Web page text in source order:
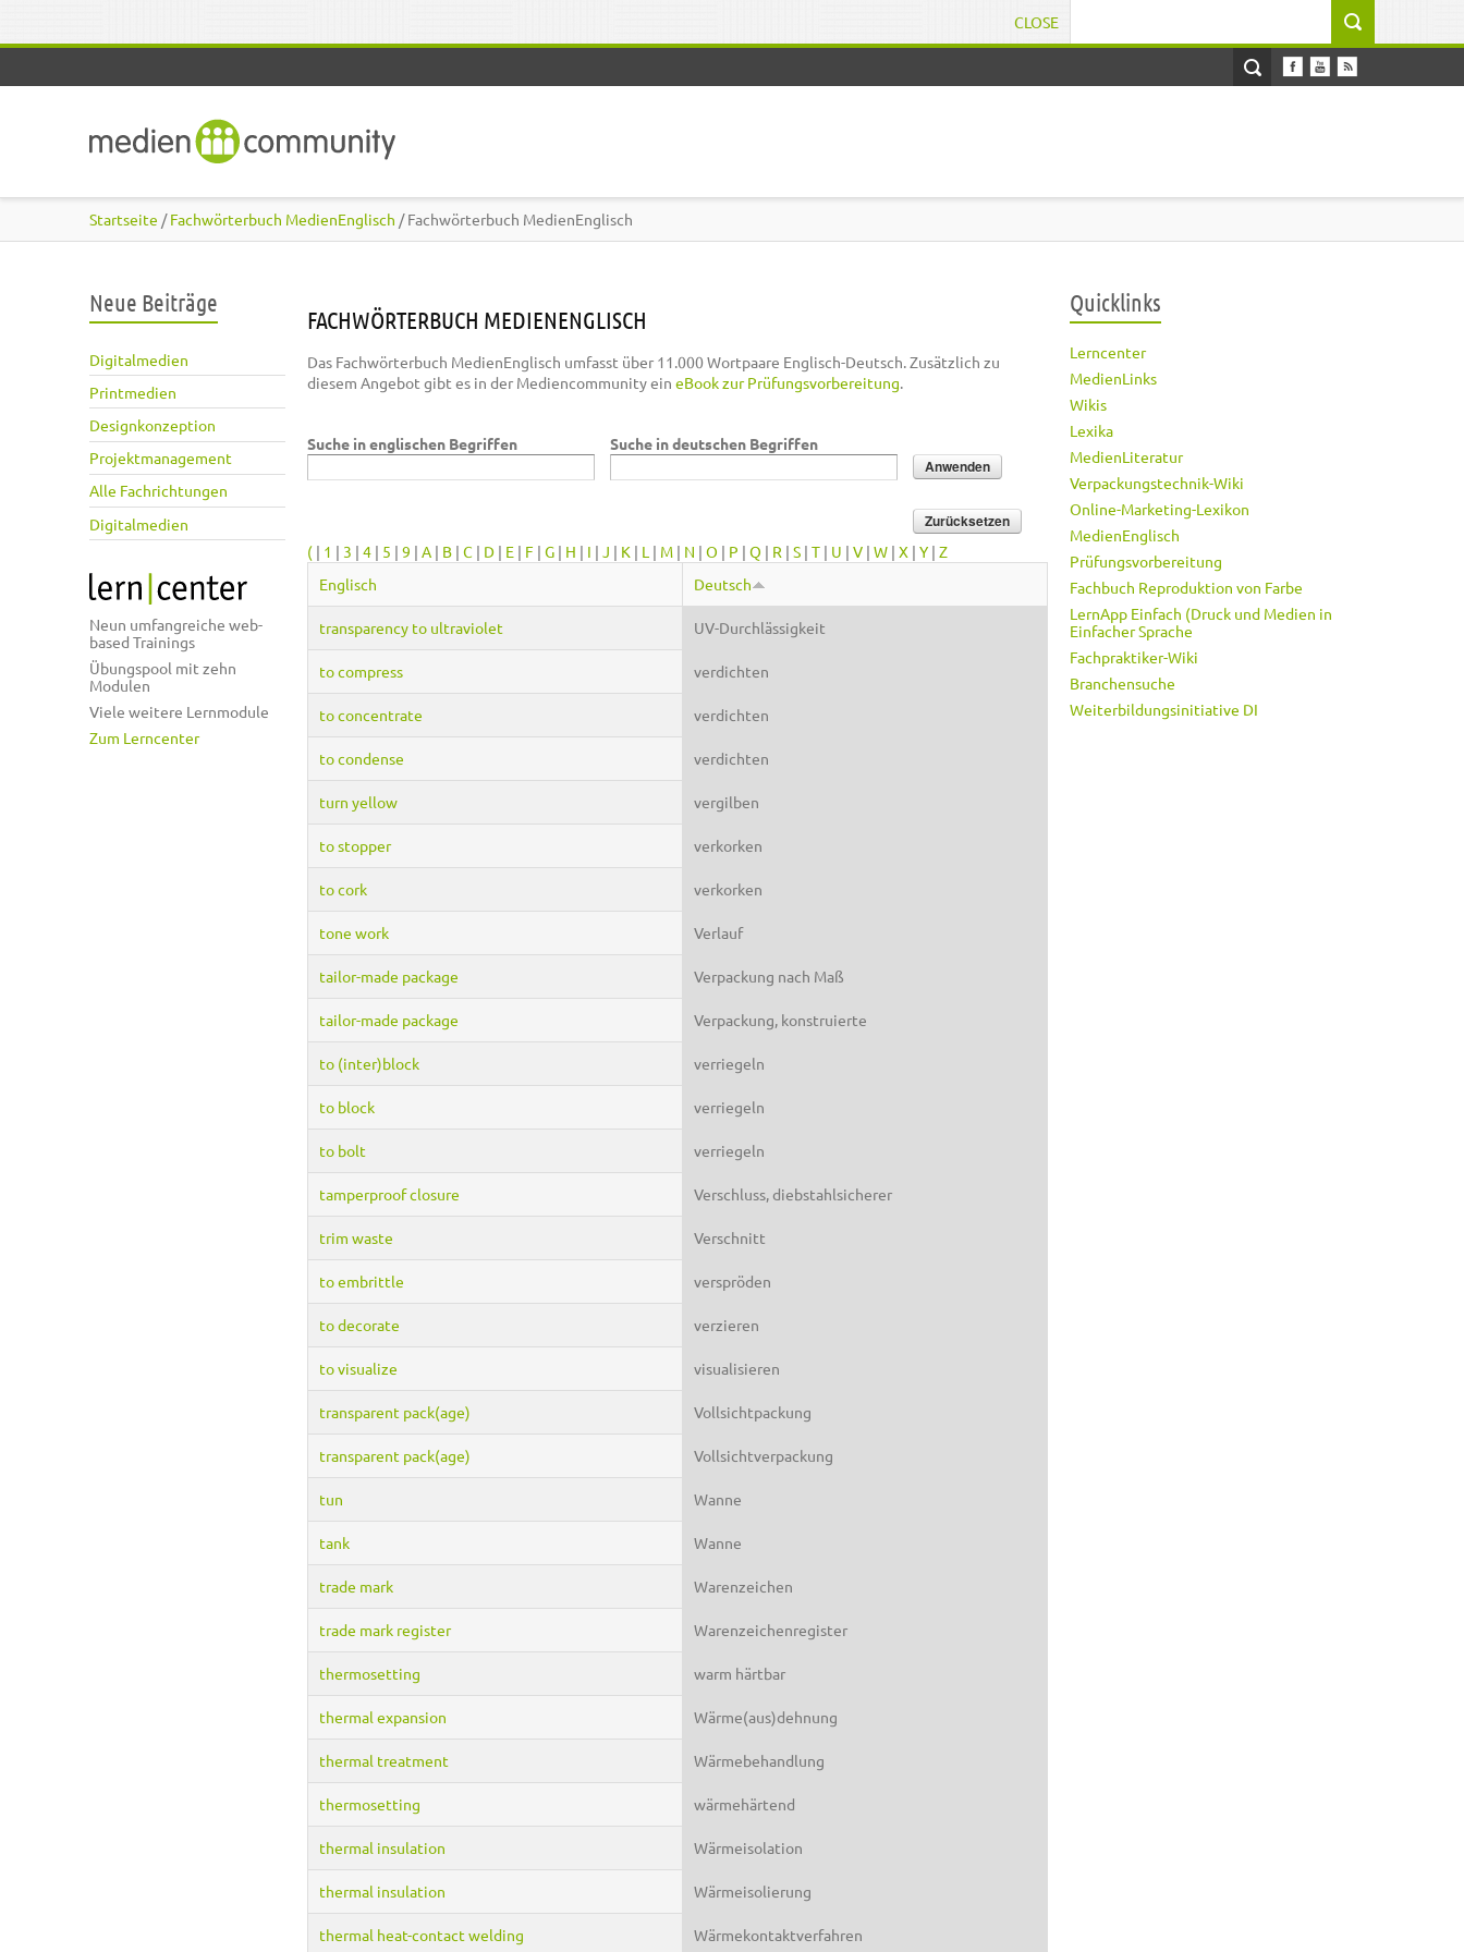
CLOSE
Startseite /Fachwörterbuch MedienEnglisch / Fachwörterbuch MedienEnglisch
Neue Beiträge
Digitalmedien
Printmedien
Designkonzeption
Projektmanagement
Alle Fachrichtungen
Digitalmedien
Neun umfangreiche web-
based Trainings
Übungspool mit zehn
Modulen
Viele weitere Lernmodule
Zum Lerncenter
FACHWÖRTERBUCH MEDIENENGLISCH
Das Fachwörterbuch MedienEnglisch umfasst über 11.000 Wortpaare Englisch-Deutsch. Zusätzlich zu
diesem Angebot gibt es in der Mediencommunity ein eBook zur Prüfungsvorbereitung.
Suche in englischen Begriffen Suche in deutschen Begriffen
( | 1 | 3 | 4 | 5 | 9 | A | B | C | D | E | F | G | H | I | J | K | L | M | N | O | P | Q | R | S | T | U | V | W | X | Y | Z
Englisch
Deutsch
transparency to ultraviolet UV-Durchlässigkeit
to compress verdichten
to concentrate verdichten
to condense verdichten
turn yellow vergilben
to stopper verkorken
to cork verkorken
tone work Verlauf
tailor-made package Verpackung nach Maß
tailor-made package Verpackung, konstruierte
to (inter)block verriegeln
to block verriegeln
to bolt verriegeln
tamperproof closure Verschluss, diebstahlsicherer
trim waste Verschnitt
to embrittle verspröden
to decorate verzieren
to visualize visualisieren
transparent pack(age) Vollsichtpackung
transparent pack(age) Vollsichtverpackung
tun Wanne
tank Wanne
trade mark Warenzeichen
trade mark register Warenzeichenregister
thermosetting warm härtbar
thermal expansion Wärme(aus)dehnung
thermal treatment Wärmebehandlung
thermosetting wärmehärtend
thermal insulation Wärmeisolation
thermal insulation Wärmeisolierung
thermal heat-contact welding Wärmekontaktverfahren
Quicklinks
Lerncenter
MedienLinks
Wikis
Lexika
MedienLiteratur
Verpackungstechnik-Wiki
Online-Marketing-Lexikon
MedienEnglisch
Prüfungsvorbereitung
Fachbuch Reproduktion von Farbe
LernApp Einfach (Druck und Medien in
Einfacher Sprache
Fachpraktiker-Wiki
Branchensuche
Weiterbildungsinitiative DI